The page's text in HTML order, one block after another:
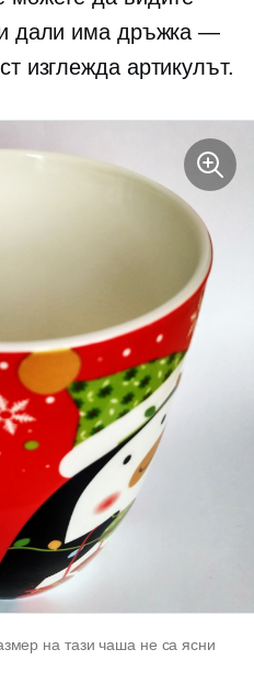
и дали има дръжка —
изглежда артикулът.
на тази чаша не са ясни